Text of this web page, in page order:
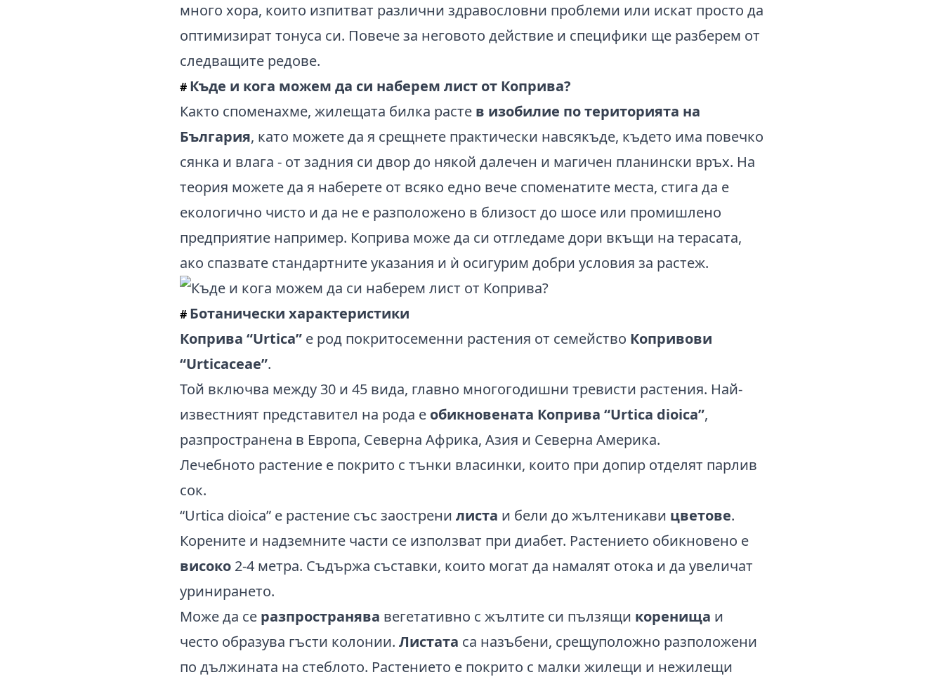
много хора, които изпитват различни здравословни проблеми или искат просто да
оптимизират тонуса си. Повече за неговото действие и специфики ще разберем от
следващите редове.
# Къде и кога можем да си наберем лист от Коприва?
Както споменахме, жилещата билка расте в изобилие по територията на
България, като можете да я срещнете практически навсякъде, където има повечко
сянка и влага - от задния си двор до някой далечен и магичен планински връх. На
теория можете да я наберете от всяко едно вече споменатите места, стига да е
екологично чисто и да не е разположено в близост до шосе или промишлено
предприятие например. Коприва може да си отгледаме дори вкъщи на терасата,
ако спазвате стандартните указания и ѝ осигурим добри условия за растеж.
# Ботанически характеристики
Коприва “Urtica” е род покритосеменни растения от семейство Копривови
“Urticaceae”.
Той включва между 30 и 45 вида, главно многогодишни тревисти растения. Най-
известният представител на рода е обикновената Коприва “Urtica dioica”,
разпространена в Европа, Северна Африка, Азия и Северна Америка.
Лечебното растение е покрито с тънки власинки, които при допир отделят парлив
сок.
“Urtica dioica” е растение със заострени листа и бели до жълтеникави цветове.
Корените и надземните части се използват при диабет. Растението обикновено е
високо 2-4 метра. Съдържа съставки, които могат да намалят отока и да увеличат
уринирането.
Може да се разпространява вегетативно с жълтите си пълзящи коренища и
често образува гъсти колонии. Листата са назъбени, срещуположно разположени
по дължината на стеблото. Растението е покрито с малки жилещи и нежилещи